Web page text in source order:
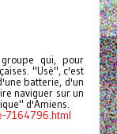
qui, pour
"Usé", c'est
batterie, d'un
naviguer sur un
d'Amiens.
7164796.html